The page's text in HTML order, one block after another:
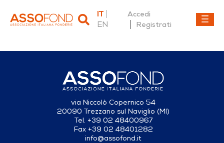
IT
EN
Accedi
Registrati
via Niccolò Copernico 54
20090 Trezzano sul Naviglio (MI)
Tel. +39 02 48400967
Fax +39 02 48401282
info@assofond.it